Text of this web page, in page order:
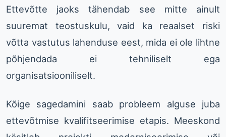
Ettevõtte jaoks tähendab see mitte ainult
suuremat teostuskulu, vaid ka reaalset riski
võtta vastutus lahenduse eest, mida ei ole lihtne
põhjendada ei tehniliselt ega
organisatsiooniliselt.
Kõige sagedamini saab probleem alguse juba
ettevõtmise kvalifitseerimise etapis. Meeskond